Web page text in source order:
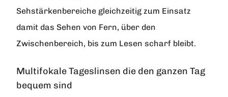
Sehstärkenbereiche gleichzeitig zum Einsatz
damit das Sehen von Fern, über den
Zwischenbereich, bis zum Lesen scharf bleibt.
Multifokale Tageslinsen die den ganzen Tag
bequem sind